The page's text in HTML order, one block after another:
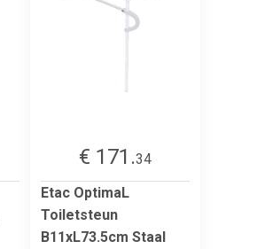
€ 171.34
Etac OptimaL
Toiletsteun
B11xL73.5cm Staal